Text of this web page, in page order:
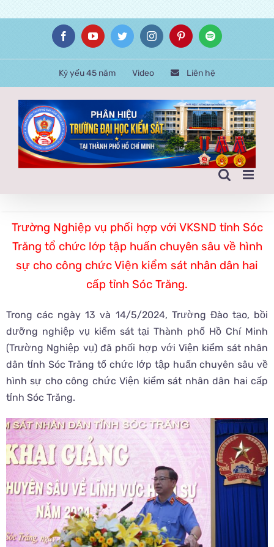
content
FacebookYouTubeTwitterInstagramPinterestSpotify
Kỷ yếu 45 năm Video Liên hệ
Trường Nghiệp vụ phối hợp với VKSND tỉnh Sóc
Trăng tổ chức lớp tập huấn chuyên sâu về hình
sự cho công chức Viện kiểm sát nhân dân hai
cấp tỉnh Sóc Trăng.
Trong các ngày 13 và 14/5/2024, Trường Đào tạo, bồi
dưỡng nghiệp vụ kiểm sát tại Thành phố Hồ Chí Minh
(Trường Nghiệp vụ) đã phối hợp với Viện kiểm sát nhân
dân tỉnh Sóc Trăng tổ chức lớp tập huấn chuyên sâu về
hình sự cho công chức Viện kiểm sát nhân dân hai cấp
tỉnh Sóc Trăng.